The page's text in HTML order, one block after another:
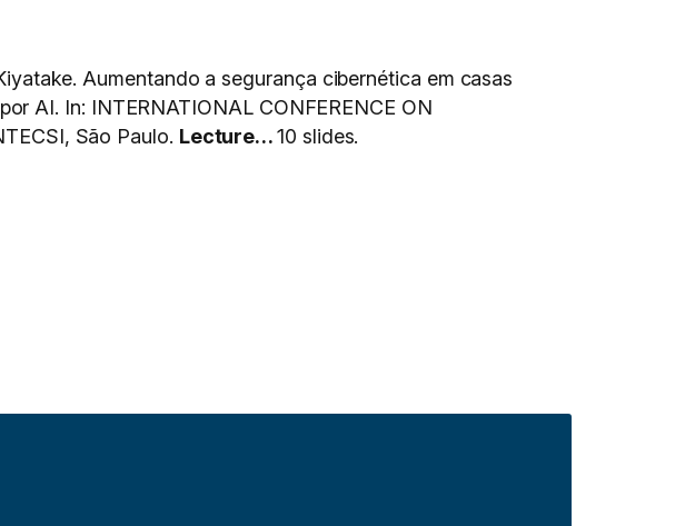
Aumentando a segurança cibernética em casas
AI. In: INTERNATIONAL CONFERENCE ON
São Paulo. Lecture…10 slides.